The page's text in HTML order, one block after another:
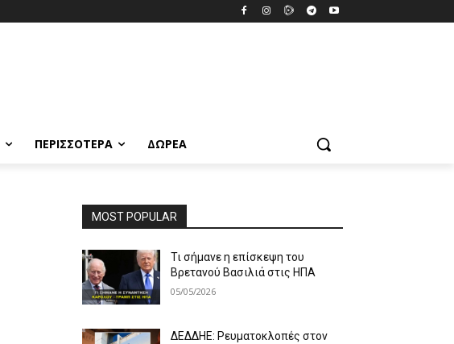
ΠΕΡΙΣΣΟΤΕΡΑ ΔΩΡΕΆ
MOST POPULAR
Τι σήμανε η επίσκεψη του
Βρετανού Βασιλιά στις ΗΠΑ
05/05/2026
ΔΕΔΔΗΕ: Ρευματοκλοπές στον